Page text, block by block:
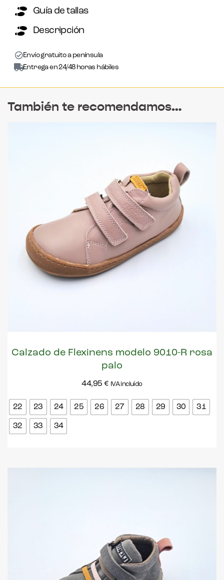
Guía de tallas
Descripción
Envío gratuito a península
Entrega en 24/48 horas hábiles
También te recomendamos…
Calzado de Flexinens modelo 9010-R rosa
palo
44,95 € IVA incluído
22 23 24 25 26 27 28 29 30 31
32 33 34